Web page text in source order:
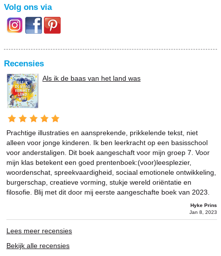
Volg ons via
Recensies
Als ik de baas van het land was
Prachtige illustraties en aansprekende, prikkelende tekst, niet
alleen voor jonge kinderen. Ik ben leerkracht op een basisschool
voor anderstaligen. Dit boek aangeschaft voor mijn groep 7. Voor
mijn klas betekent een goed prentenboek:(voor)leesplezier,
woordenschat, spreekvaardigheid, sociaal emotionele ontwikkeling,
burgerschap, creatieve vorming, stukje wereld oriëntatie en
filosofie. Blij met dit door mij eerste aangeschafte boek van 2023.
Hyke Prins
Jan 8, 2023
Lees meer recensies
Bekijk alle recensies